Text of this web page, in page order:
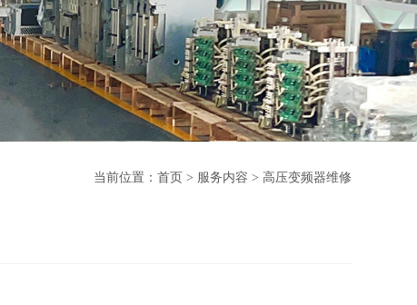
当前位置： 首页 > 服务内容 > 高压变频器维修